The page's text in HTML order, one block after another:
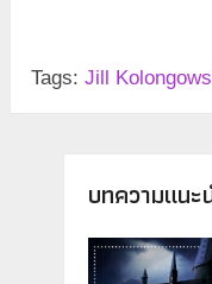
Tags: Jill
บทความแนะ